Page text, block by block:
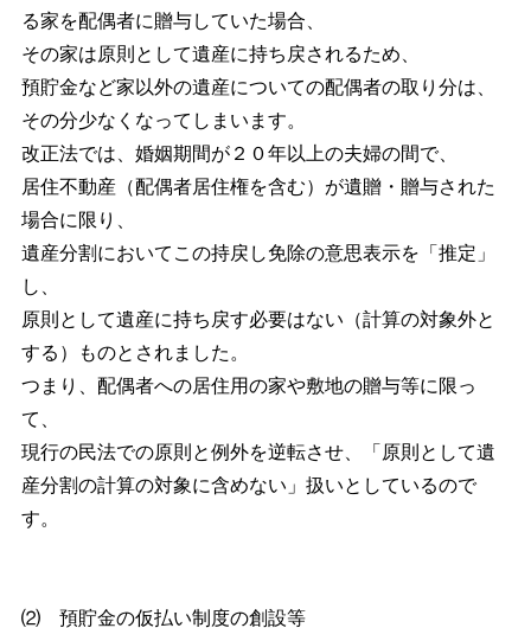
る家を配偶者に贈与していた場合、
その家は原則として遺産に持ち戻されるため、
預貯金など家以外の遺産についての配偶者の取り分は、
その分少なくなってしまいます。
改正法では、婚姻期間が２０年以上の夫婦の間で、
居住不動産（配偶者居住権を含む）が遺贈・贈与された
場合に限り、
遺産分割においてこの持戻し免除の意思表示を「推定」
し、
原則として遺産に持ち戻す必要はない（計算の対象外と
する）ものとされました。
つまり、配偶者への居住用の家や敷地の贈与等に限っ
て、
現行の民法での原則と例外を逆転させ、「原則として遺
産分割の計算の対象に含めない」扱いとしているので
す。
⑵ 預貯金の仮払い制度の創設等